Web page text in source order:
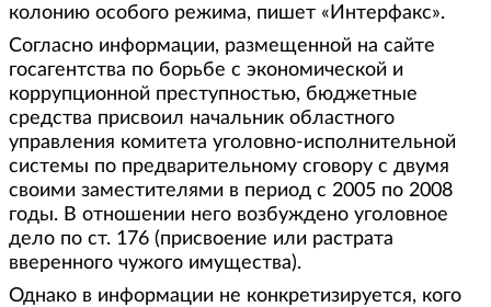
колонию особого режима, пишет «Интерфакс».
Согласно информации, размещенной на сайте
госагентства по борьбе с экономической и
коррупционной преступностью, бюджетные
средства присвоил начальник областного
управления комитета уголовно-исполнительной
системы по предварительному сговору с двумя
своими заместителями в период с 2005 по 2008
годы. В отношении него возбуждено уголовное
дело по ст. 176 (присвоение или растрата
вверенного чужого имущества).
Однако в информации не конкретизируется, кого